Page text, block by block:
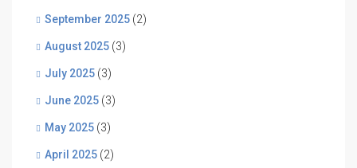
September 2025 (2)
August 2025 (3)
July 2025 (3)
June 2025 (3)
May 2025 (3)
April 2025 (2)